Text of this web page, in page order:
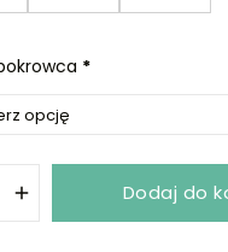
*
Dodaj do